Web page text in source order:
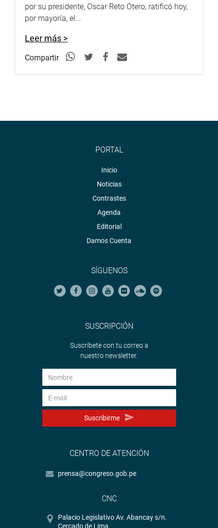
por su presidente, Oscar Reto Otero, ratificó hoy,
por mayoría, el...
Leer más >
Compartir
PORTAL
Inicio
Noticias
Contrastes
Agenda
Editorial
Damos Cuenta
SÍGUENOS
SUSCRIPCIÓN
Suscríbete con tu correo a
nuestro newsletter.
Suscribirme
CENTRO DE ATENCIÓN
prensa@congreso.gob.pe
CNC
Palacio Legislativo Av. Abancay s/n.
Cercado de Lima